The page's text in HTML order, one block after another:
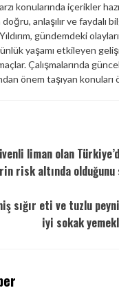
konularında içerikler
anlaşılır ve faydalı
gündemdeki
yaşamı etkileyen
Çalışmalarında
önem taşıyan
liman olan
risk altında olduğunu
sığır eti ve tuzlu
iyi sokak